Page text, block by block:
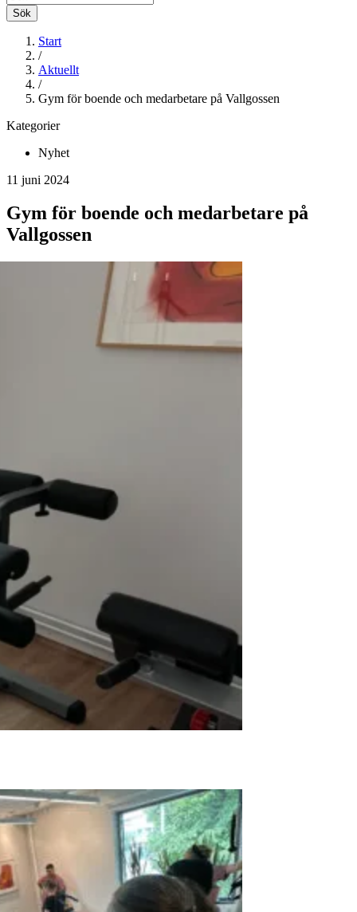
Sök
Start
/
Aktuellt
/
Gym för boende och medarbetare på Vallgossen
Kategorier
Nyhet
11 juni 2024
Gym för boende och medarbetare på
Vallgossen